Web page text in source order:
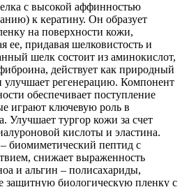
с высокой аффинностью
к кератину. Он образует
на поверхности кожи,
ее, придавая шелковистость и
шелк состоит из аминокислот,
действует как природный
улучшает регенерацию. Компонент
обеспечивает поступление
играют ключевую роль в
Улучшает тургор кожи за счет
кислоты и эластина.
биомиметический пептид с
снижает выраженность
и альгин – полисахариды,
биологическую пленку с